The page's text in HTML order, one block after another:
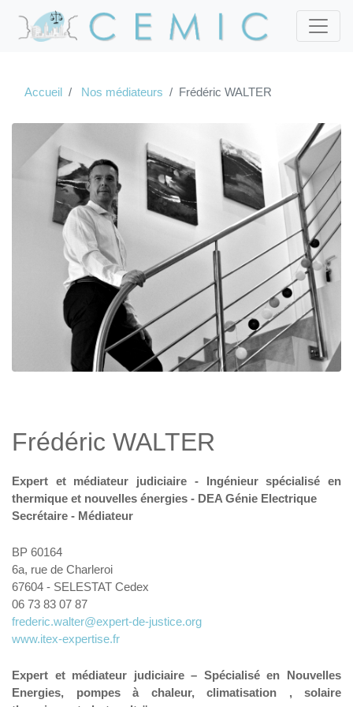
Accueil Nos médiateurs Frédéric WALTER
Frédéric WALTER
Expert et médiateur judiciaire - Ingénieur spécialisé en
thermique et nouvelles énergies - DEA Génie Electrique
Secrétaire - Médiateur
BP 60164
6a, rue de Charleroi
67604 - SELESTAT Cedex
06 73 83 07 87
frederic.walter@expert-de-justice.org
www.itex-expertise.fr
Expert et médiateur judiciaire – Spécialisé en Nouvelles
Energies, pompes à chaleur, climatisation , solaire